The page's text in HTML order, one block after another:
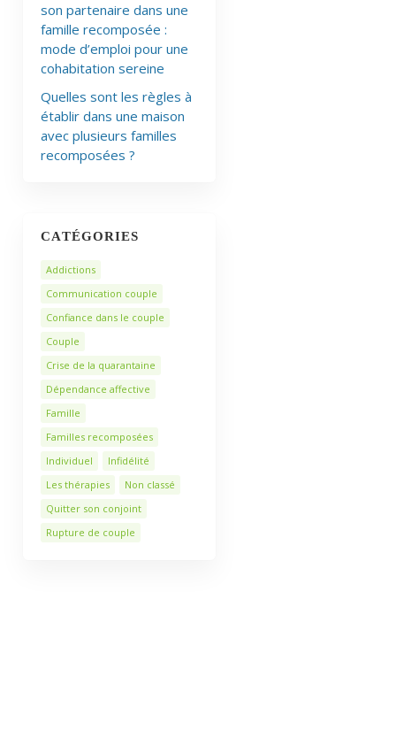
son partenaire dans une
famille recomposée :
mode d’emploi pour une
cohabitation sereine
Quelles sont les règles à
établir dans une maison
avec plusieurs familles
recomposées ?
CATÉGORIES
Addictions
Communication couple
Confiance dans le couple
Couple
Crise de la quarantaine
Dépendance affective
Famille
Familles recomposées
Individuel
Infidélité
Les thérapies
Non classé
Quitter son conjoint
Rupture de couple